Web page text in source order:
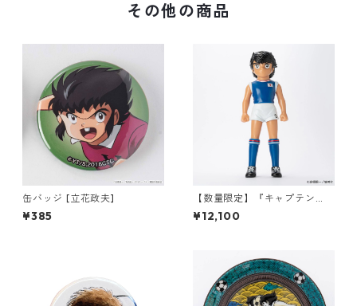
その他の商品
缶バッジ [立花政夫]
¥385
【数量限定】『キャプテン
翼』ソフビコレクション 日向
小次郎「国際Jr.ユース大会日
¥12,100